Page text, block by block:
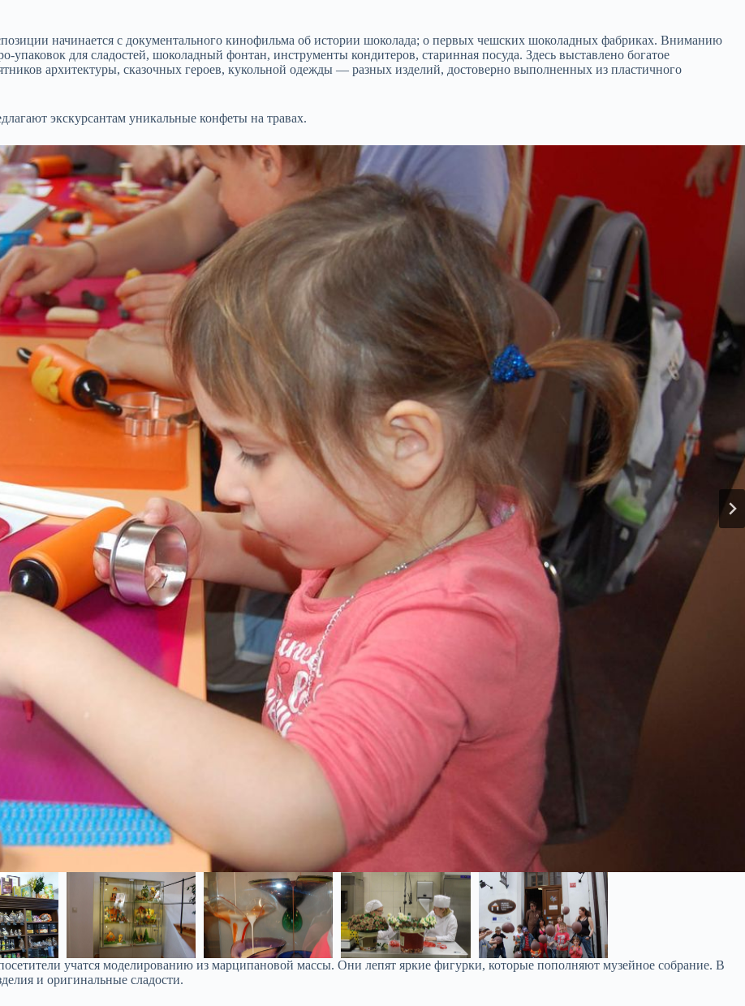
начинается с документального кинофильма об истории шоколада; о первых чешских шоколадных фабриках. Вниманию
упаковок для сладостей, шоколадный фонтан, инструменты кондитеров, старинная посуда. Здесь выставлено богатое
архитектуры, сказочных героев, кукольной одежды — разных изделий, достоверно выполненных из пластичного
экскурсантам уникальные конфеты на травах.
учатся моделированию из марципановой массы. Они лепят яркие фигурки, которые пополняют музейное собрание. В
и оригинальные сладости.